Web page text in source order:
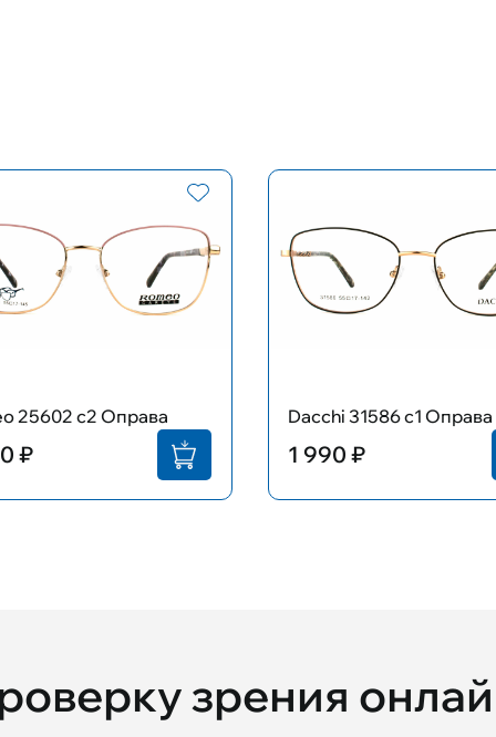
25602 с2 Оправа
₽
Dacchi 31586 с1 Оправа
1 990 ₽
зрения